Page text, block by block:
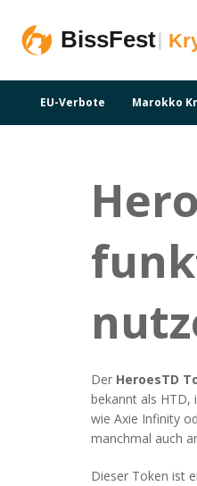
EU-Verbote Marokko
Der HeroesTD
bekannt als HTD,
wie Axie Infinity
manchmal auch
Dieser Token ist